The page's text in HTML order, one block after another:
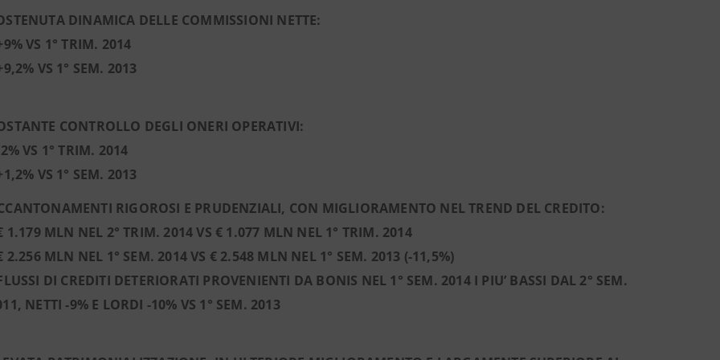
DINAMICA DELLE COMMISSIONI NETTE:
VS 1° TRIM. 2014
VS 1° SEM. 2013
CONTROLLO DEGLI ONERI OPERATIVI:
2% VS 1° TRIM. 2014
VS 1° SEM. 2013
RIGOROSI E PRUDENZIALI, CON MIGLIORAMENTO NEL TREND DEL CREDITO:
1.179 MLN NEL 2° TRIM. 2014 VS € 1.077 MLN NEL 1° TRIM. 2014
2.256 MLN NEL 1° SEM. 2014 VS € 2.548 MLN NEL 1° SEM. 2013 (-11,5%)
DI CREDITI DETERIORATI PROVENIENTI DA BONIS NEL 1° SEM. 2014 I PIU’ BASSI DAL 2° SEM.
NETTI -9% E LORDI -10% VS 1° SEM. 2013